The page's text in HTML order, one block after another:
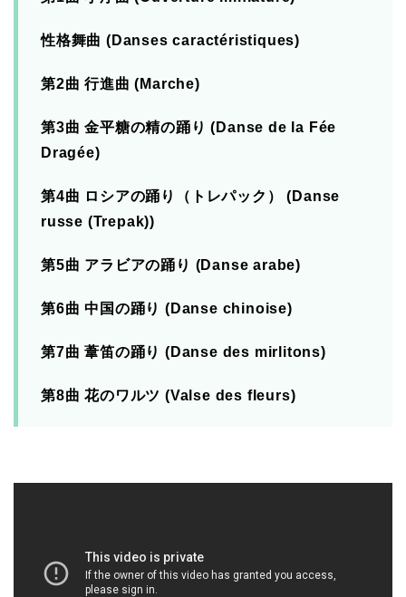
性格舞曲 (Danses caractéristiques)
第2曲 行進曲 (Marche)
第3曲 金平糖の精の踊り (Danse de la Fée
Dragée)
第4曲 ロシアの踊り（トレパック） (Danse
russe (Trepak))
第5曲 アラビアの踊り (Danse arabe)
第6曲 中国の踊り (Danse chinoise)
第7曲 葦笛の踊り (Danse des mirlitons)
第8曲 花のワルツ (Valse des fleurs)